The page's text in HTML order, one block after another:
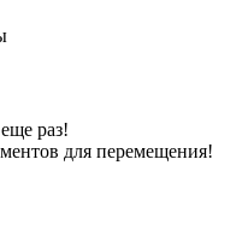
раз!
для перемещения!